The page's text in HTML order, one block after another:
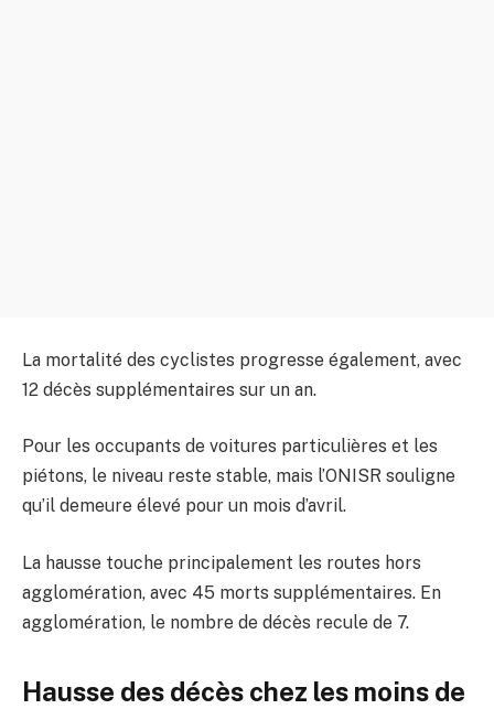
La mortalité des cyclistes progresse également, avec
12 décès supplémentaires sur un an.
Pour les occupants de voitures particulières et les
piétons, le niveau reste stable, mais l’ONISR souligne
qu’il demeure élevé pour un mois d’avril.
La hausse touche principalement les routes hors
agglomération, avec 45 morts supplémentaires. En
agglomération, le nombre de décès recule de 7.
Hausse des décès chez les moins de